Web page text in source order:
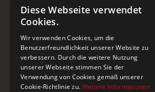
Diese Webseite verwendet
Cookies.
Wir verwenden Cookies, um die
Benutzerfreundlichkeit unserer Website zu
verbessern. Durch die weitere Nutzung
unserer Webseite stimmen Sie der
Verwendung von Cookies gemäß unserer
Cookie-Richtlinie zu. Weitere Informationen